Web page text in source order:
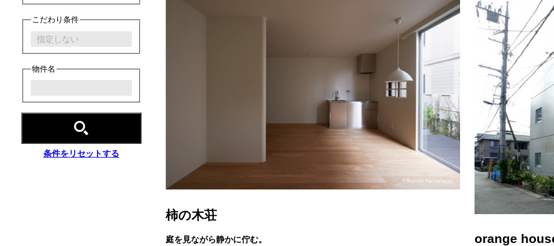
こだわり条件
物件名
条件をリセットする
柿の木荘
庭を見ながら静かに佇む。
orange